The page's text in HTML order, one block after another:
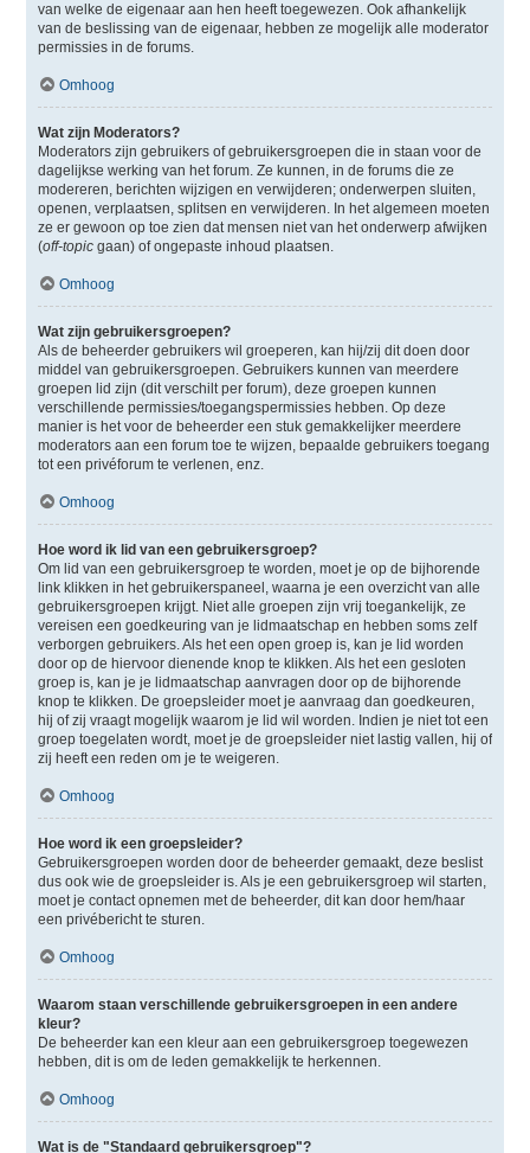
van welke de eigenaar aan hen heeft toegewezen. Ook afhankelijk
van de beslissing van de eigenaar, hebben ze mogelijk alle moderator
permissies in de forums.
Omhoog
Wat zijn Moderators?
Moderators zijn gebruikers of gebruikersgroepen die in staan voor de
dagelijkse werking van het forum. Ze kunnen, in de forums die ze
modereren, berichten wijzigen en verwijderen; onderwerpen sluiten,
openen, verplaatsen, splitsen en verwijderen. In het algemeen moeten
ze er gewoon op toe zien dat mensen niet van het onderwerp afwijken
(off-topicgaan) of ongepaste inhoud plaatsen.
Omhoog
Wat zijn gebruikersgroepen?
Als de beheerder gebruikers wil groeperen, kan hij/zij dit doen door
middel van gebruikersgroepen. Gebruikers kunnen van meerdere
groepen lid zijn (dit verschilt per forum), deze groepen kunnen
verschillende permissies/toegangspermissies hebben. Op deze
manier is het voor de beheerder een stuk gemakkelijker meerdere
moderators aan een forum toe te wijzen, bepaalde gebruikers toegang
tot een privéforum te verlenen, enz.
Omhoog
Hoe word ik lid van een gebruikersgroep?
Om lid van een gebruikersgroep te worden, moet je op de bijhorende
link klikken in het gebruikerspaneel, waarna je een overzicht van alle
gebruikersgroepen krijgt. Niet alle groepen zijn vrij toegankelijk, ze
vereisen een goedkeuring van je lidmaatschap en hebben soms zelf
verborgen gebruikers. Als het een open groep is, kan je lid worden
door op de hiervoor dienende knop te klikken. Als het een gesloten
groep is, kan je je lidmaatschap aanvragen door op de bijhorende
knop te klikken. De groepsleider moet je aanvraag dan goedkeuren,
hij of zij vraagt mogelijk waarom je lid wil worden. Indien je niet tot een
groep toegelaten wordt, moet je de groepsleider niet lastig vallen, hij of
zij heeft een reden om je te weigeren.
Omhoog
Hoe word ik een groepsleider?
Gebruikersgroepen worden door de beheerder gemaakt, deze beslist
dus ook wie de groepsleider is. Als je een gebruikersgroep wil starten,
moet je contact opnemen met de beheerder, dit kan door hem/haar
een privébericht te sturen.
Omhoog
Waarom staan verschillende gebruikersgroepen in een andere
kleur?
De beheerder kan een kleur aan een gebruikersgroep toegewezen
hebben, dit is om de leden gemakkelijk te herkennen.
Omhoog
Wat is de "Standaard gebruikersgroep"?